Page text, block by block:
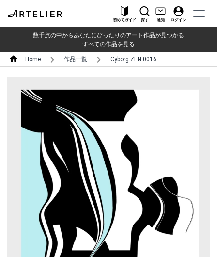
初めてガイド 探す 通知 ログイン
数千点の中からあなたにぴったりのアート作品が見つかる
すべての作品を見る
Home 作品一覧 Cyborg ZEN 0016